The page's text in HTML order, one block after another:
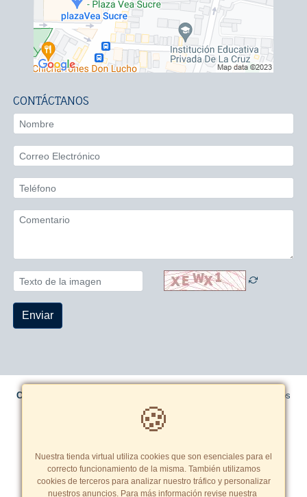
CONTÁCTANOS
Enviar
Copyright© 2026 THERMOTEK INGENIEROS
- Todos los derechos
reservados
Términos y Condiciones|
Tarifas y zonas de reparto
🍪
Nuestra tienda virtual utiliza cookies que son esenciales para el
correcto funcionamiento de la misma. También utilizamos
cookies de terceros para analizar nuestro tráfico y personalizar
nuestros anuncios. Para más información revise nuestra